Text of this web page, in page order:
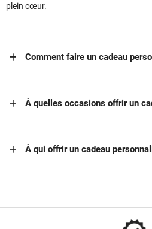
plein cœur.
Comment faire un cadeau
À quelles occasions offrir un
À qui offrir un cadeau